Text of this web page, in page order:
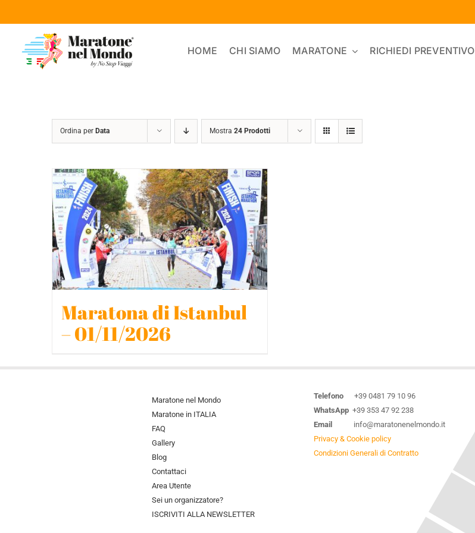
al
contenuto
HOME CHI SIAMO MARATONE RICHIEDI PREVENTIVO
Ordina per Data Mostra 24 Prodotti
Maratona di Istanbul
– 01/11/2026
Maratone nel Mondo
Maratone in ITALIA
FAQ
Gallery
Blog
Contattaci
Area Utente
Sei un organizzatore?
ISCRIVITI ALLA NEWSLETTER
Telefono +39 0481 79 10 96
WhatsApp +39 353 47 92 238
Email
info@maratonenelmondo.it
Privacy & Cookie policy
Condizioni Generali di Contratto